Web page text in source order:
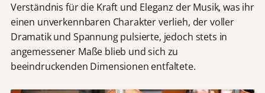
Verständnis für die Kraft und Eleganz der Musik, was ihr
einen unverkennbaren Charakter verlieh, der voller
Dramatik und Spannung pulsierte, jedoch stets in
angemessener Maße blieb und sich zu
beeindruckenden Dimensionen entfaltete.